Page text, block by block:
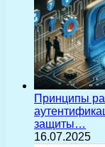
Принципы
защиты…
16.07.2025